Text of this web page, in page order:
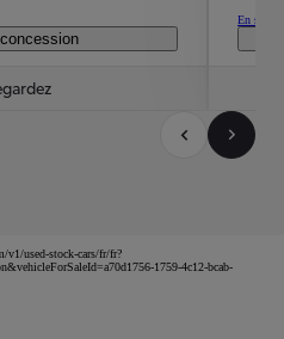
En
v1/used-stock-cars/fr/fr?
1759-4c12-bcab-